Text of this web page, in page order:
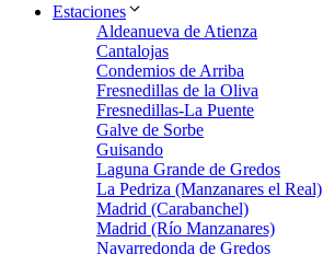
Estaciones
Aldeanueva de Atienza
Cantalojas
Condemios de Arriba
Fresnedillas de la Oliva
Fresnedillas-La Puente
Galve de Sorbe
Guisando
Laguna Grande de Gredos
La Pedriza (Manzanares el Real)
Madrid (Carabanchel)
Madrid (Río Manzanares)
Navarredonda de Gredos